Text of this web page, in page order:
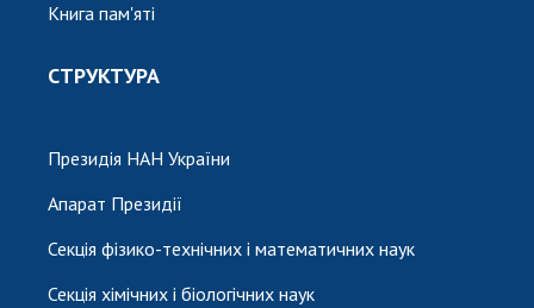
Книга пам'яті
СТРУКТУРА
Президія НАН України
Апарат Президії
Секція фізико-технічних і математичних наук
Секція хімічних і біологічних наук